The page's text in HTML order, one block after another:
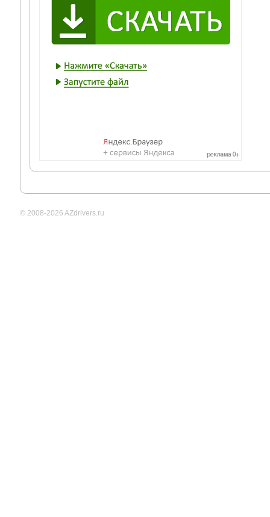
© 2008-2026 AZdrivers.ru